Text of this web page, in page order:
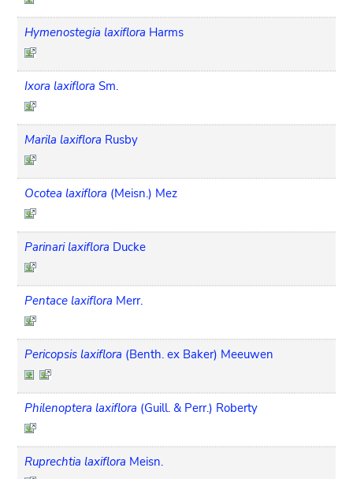
Hymenostegia laxiflora Harms
Ixora laxiflora Sm.
Marila laxiflora Rusby
Ocotea laxiflora (Meisn.) Mez
Parinari laxiflora Ducke
Pentace laxiflora Merr.
Pericopsis laxiflora (Benth. ex Baker) Meeuwen
Philenoptera laxiflora (Guill. & Perr.) Roberty
Ruprechtia laxiflora Meisn.